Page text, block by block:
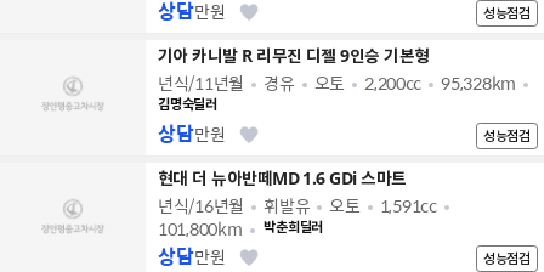
성능점검
상담만원
기아 카니발 R 리무진 디젤 9인승 기본형
년식/11년월 경유 오토 2,200cc 95,328km
김명숙딜러
성능점검
상담만원
현대 더 뉴아반떼MD 1.6 GDi 스마트
년식/16년월 휘발유 오토
1,591cc
101,800km
박춘희딜러
성능점검
상담만원